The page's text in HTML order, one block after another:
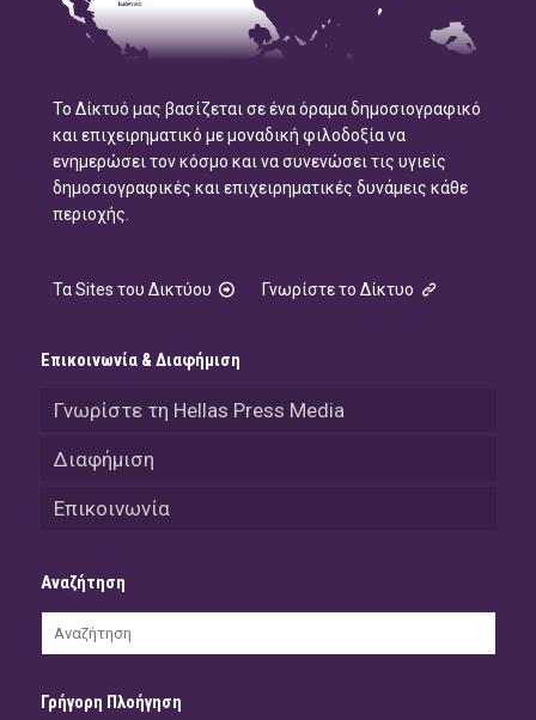
Το Δίκτυό μας βασίζεται σε ένα όραμα δημοσιογραφικό
και επιχειρηματικό με μοναδική φιλοδοξία να
ενημερώσει τον κόσμο και να συνενώσει τις υγιείς
δημοσιογραφικές και επιχειρηματικές δυνάμεις κάθε
περιοχής.
Τα Sites του Δικτύου Γνωρίστε το Δίκτυο
Επικοινωνία & Διαφήμιση
Γνωρίστε τη Hellas Press Media
Διαφήμιση
Επικοινωνία
Αναζήτηση
Γρήγορη Πλοήγηση